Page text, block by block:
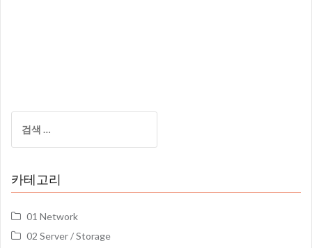
색:
카테고리
01 Network
02 Server / Storage